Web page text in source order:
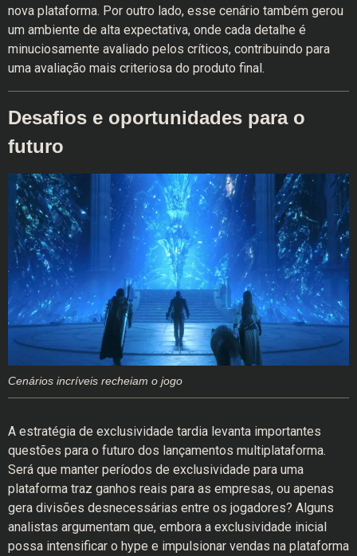
nova plataforma. Por outro lado, esse cenário também gerou
um ambiente de alta expectativa, onde cada detalhe é
minuciosamente avaliado pelos críticos, contribuindo para
uma avaliação mais criteriosa do produto final.
Desafios e oportunidades para o
futuro
Cenários incríveis recheiam o jogo
A estratégia de exclusividade tardia levanta importantes
questões para o futuro dos lançamentos multiplataforma.
Será que manter períodos de exclusividade para uma
plataforma traz ganhos reais para as empresas, ou apenas
gera divisões desnecessárias entre os jogadores? Alguns
analistas argumentam que, embora a exclusividade inicial
possa intensificar o hype e impulsionar vendas na plataforma